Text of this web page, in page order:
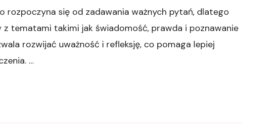
–
świadomość
i
uważność
rozpoczyna się od zadawania ważnych pytań, dlatego
z tematami takimi jak świadomość, prawda i poznawanie
rozwijać uważność i refleksję, co pomaga lepiej
…